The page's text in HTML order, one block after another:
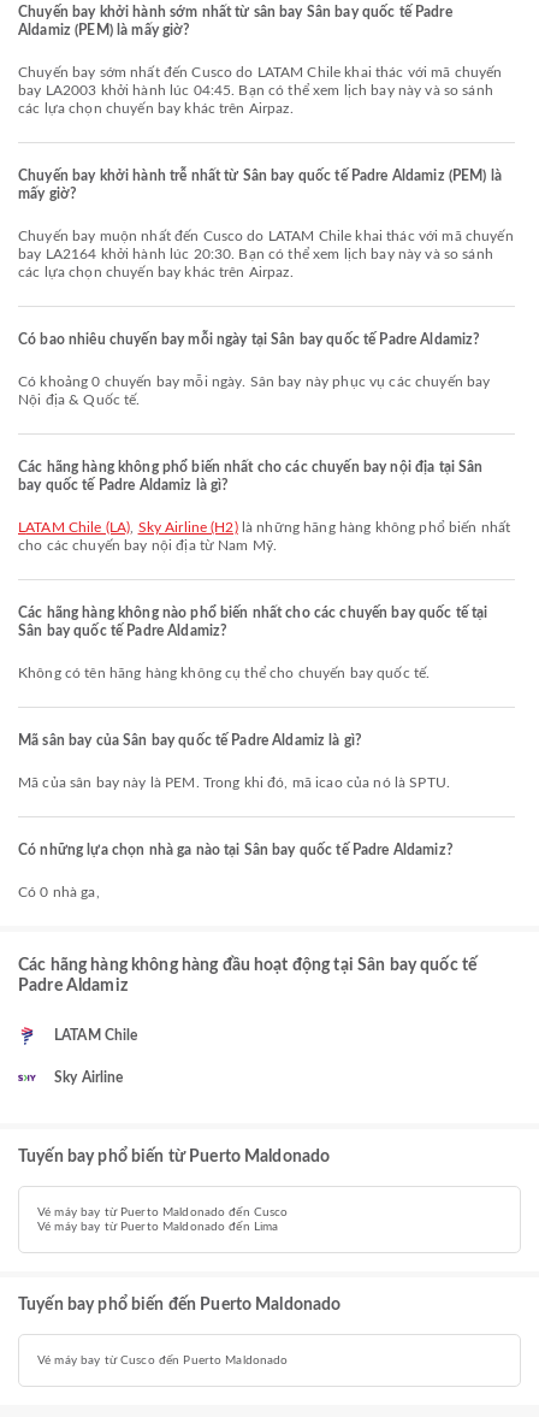
Chuyến bay khởi hành sớm nhất từ sân bay Sân bay quốc tế Padre
Aldamiz (PEM) là mấy giờ?
Chuyến bay sớm nhất đến Cusco do LATAM Chile khai thác với mã chuyến
bay LA2003 khởi hành lúc 04:45. Bạn có thể xem lịch bay này và so sánh
các lựa chọn chuyến bay khác trên Airpaz.
Chuyến bay khởi hành trễ nhất từ Sân bay quốc tế Padre Aldamiz (PEM) là
mấy giờ?
Chuyến bay muộn nhất đến Cusco do LATAM Chile khai thác với mã chuyến
bay LA2164 khởi hành lúc 20:30. Bạn có thể xem lịch bay này và so sánh
các lựa chọn chuyến bay khác trên Airpaz.
Có bao nhiêu chuyến bay mỗi ngày tại Sân bay quốc tế Padre Aldamiz?
Có khoảng 0 chuyến bay mỗi ngày. Sân bay này phục vụ các chuyến bay
Nội địa & Quốc tế.
Các hãng hàng không phổ biến nhất cho các chuyến bay nội địa tại Sân
bay quốc tế Padre Aldamiz là gì?
LATAM Chile (LA) Sky Airline (H2)là những hãng hàng không phổ biến nhất
cho các chuyến bay nội địa từ Nam Mỹ.
Các hãng hàng không nào phổ biến nhất cho các chuyến bay quốc tế tại
Sân bay quốc tế Padre Aldamiz?
Không có tên hãng hàng không cụ thể cho chuyến bay quốc tế.
Mã sân bay của Sân bay quốc tế Padre Aldamiz là gì?
Mã của sân bay này là PEM. Trong khi đó, mã icao của nó là SPTU.
Có những lựa chọn nhà ga nào tại Sân bay quốc tế Padre Aldamiz?
Có 0 nhà ga,
Các hãng hàng không hàng đầu hoạt động tại Sân bay quốc tế
Padre Aldamiz
LATAM Chile
Sky Airline
Tuyến bay phổ biến từ Puerto Maldonado
Vé máy bay từ Puerto Maldonado đến Cusco
Vé máy bay từ Puerto Maldonado đến Lima
Tuyến bay phổ biến đến Puerto Maldonado
Vé máy bay từ Cusco đến Puerto Maldonado